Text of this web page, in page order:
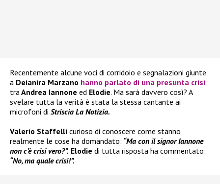
Recentemente alcune voci di corridoio e segnalazioni giunte
a Deianira Marzano hanno parlato di una presunta crisi
tra Andrea Iannone ed Elodie. Ma sarà davvero così? A
svelare tutta la verità è stata la stessa cantante ai
microfoni di Striscia La Notizia.
Valerio Staffelli curioso di conoscere come stanno
realmente le cose ha domandato: “Ma con il signor Iannone
non c’è crisi vero?”. Elodie di tutta risposta ha commentato:
“No, ma quale crisi!”.